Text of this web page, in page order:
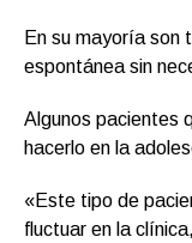
En su mayoría son
espontánea sin
Algunos pacientes
hacerlo en la
«Este tipo de
fluctuar en la